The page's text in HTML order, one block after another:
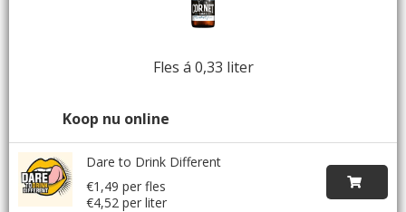
Fles á 0,33 liter
Koop nu online
Dare to Drink Different
€1,49 per fles
€4,52 per liter